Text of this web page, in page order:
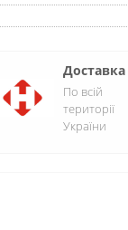
Доставка
По всій
території
України